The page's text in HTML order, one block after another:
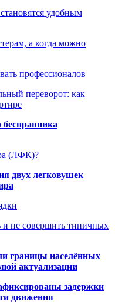
удобным
а когда можно
профессионалов
переворот: как
(ЛФК)?
двух легковушек
и не совершить типичных
границы населённых
актуализации
задержки
движения